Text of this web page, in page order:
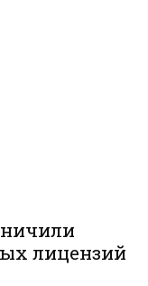
лицензий